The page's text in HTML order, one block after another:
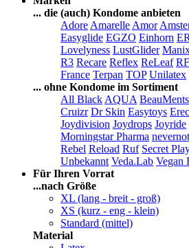
... die (auch) Kondome anbieten
Adore Amarelle Amor
Easyglide EGZO Einhorn
Lovelyness LustGlider
R3 Recare Reflex ReLeaf
France Terpan TOP Unilatex
... ohne Kondome im Sortiment
All Black AQUA BeauMents
Cruizr Dr Skin Easytoys
Joydivision Joydrops Joyride
Morningstar Pharma nevernot
Rebel Reload Ruf Secret
Unbekannt Veda.Lab Vegan
Für Ihren Vorrat
...nach Größe
XL (lang - breit - groß)
XS (kurz - eng - klein)
Standard (mittel)
Material